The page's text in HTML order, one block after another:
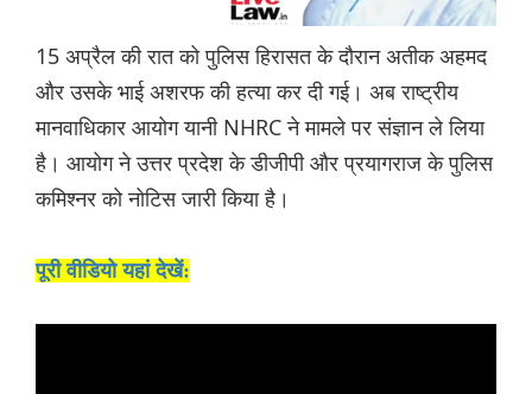
15 अप्रैल की रात को पुलिस हिरासत के दौरान अतीक अहमद
और उसके भाई अशरफ की हत्या कर दी गई। अब राष्ट्रीय
मानवाधिकार आयोग यानी NHRC ने मामले पर संज्ञान ले लिया
है। आयोग ने उत्तर प्रदेश के डीजीपी और प्रयागराज के पुलिस
कमिश्नर को नोटिस जारी किया है।
पूरी वीडियो यहां देखें: